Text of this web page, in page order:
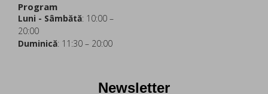
Program
Luni - Sâmbătă: 10:00 –
20:00
Duminică: 11:30 – 20:00
Newsletter